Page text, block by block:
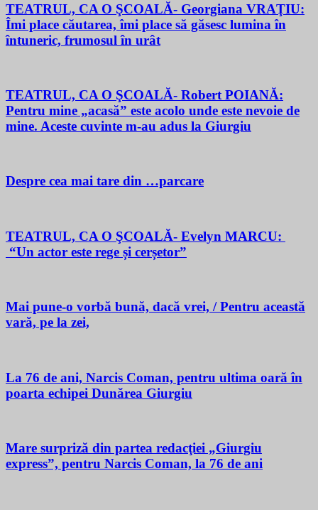
TEATRUL, CA O ŞCOALĂ- Georgiana VRAŢIU:
Îmi place căutarea, îmi place să găsesc lumina în
întuneric, frumosul în urât
TEATRUL, CA O ŞCOALĂ- Robert POIANĂ:
Pentru mine „acasă” este acolo unde este nevoie de
mine. Aceste cuvinte m-au adus la Giurgiu
Despre cea mai tare din …parcare
TEATRUL, CA O ŞCOALĂ- Evelyn MARCU:
“Un actor este rege și cerșetor”
Mai pune-o vorbă bună, dacă vrei, / Pentru această
vară, pe la zei,
La 76 de ani, Narcis Coman, pentru ultima oară în
poarta echipei Dunărea Giurgiu
Mare surpriză din partea redacţiei „Giurgiu
express”, pentru Narcis Coman, la 76 de ani